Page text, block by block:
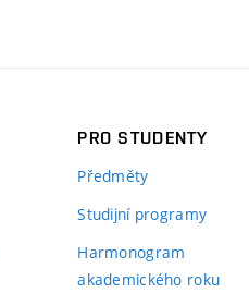
PRO STUDENTY
Předměty
Studijní programy
Harmonogram
akademického roku